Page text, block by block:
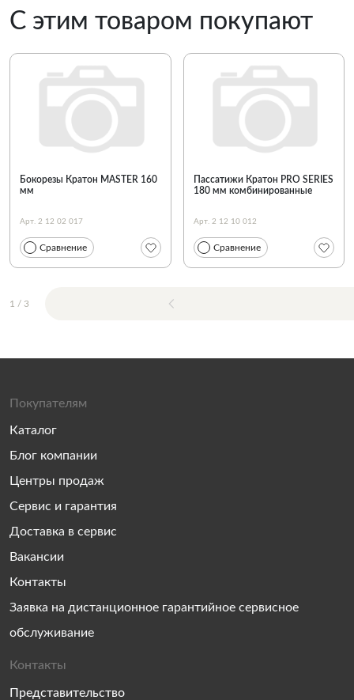
С этим товаром покупают
Бокорезы Кратон MASTER 160
мм
Арт. 2 12 02 017
Сравнение
Пассатижи Кратон PRO SERIES
180 мм комбинированные
Арт. 2 12 10 012
Сравнение
1 / 3
Покупателям
Каталог
Блог компании
Центры продаж
Сервис и гарантия
Доставка в сервис
Вакансии
Контакты
Заявка на дистанционное гарантийное сервисное
обслуживание
Контакты
Представительство